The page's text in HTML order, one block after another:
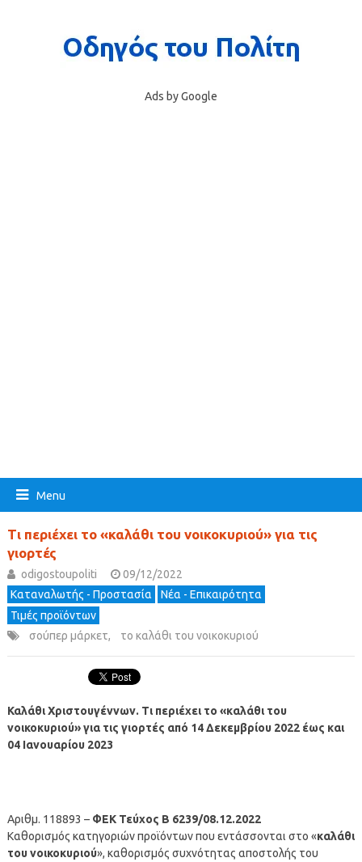
Ads by Google
Menu
Τι περιέχει το «καλάθι του νοικοκυριού» για τις
γιορτές
odigostoupoliti
09/12/2022
Καταναλωτής - Προστασία
Νέα - Επικαιρότητα
Τιμές προϊόντων
σούπερ μάρκετ, το καλάθι του νοικοκυριού
Καλάθι Χριστουγέννων. Τι περιέχει το «καλάθι του
νοικοκυριού» για τις γιορτές από 14 Δεκεμβρίου 2022 έως και
04 Ιανουαρίου 2023
Αριθμ. 118893 – ΦΕΚ Τεύχος Β 6239/08.12.2022
Καθορισμός κατηγοριών προϊόντων που εντάσσονται στο «καλάθι
του νοικοκυριού», καθορισμός συχνότητας αποστολής του